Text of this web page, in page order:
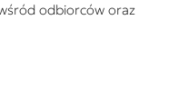
odbiorców oraz